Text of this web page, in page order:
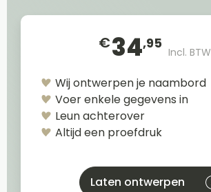
€34,95
Incl. BTW
Wij ontwerpen je naambord
Voer enkele gegevens in
Leun achterover
Altijd een proefdruk
Laten ontwerpen